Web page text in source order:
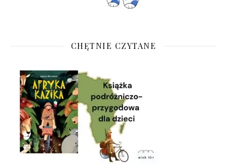
CHĘTNIE CZYTANE